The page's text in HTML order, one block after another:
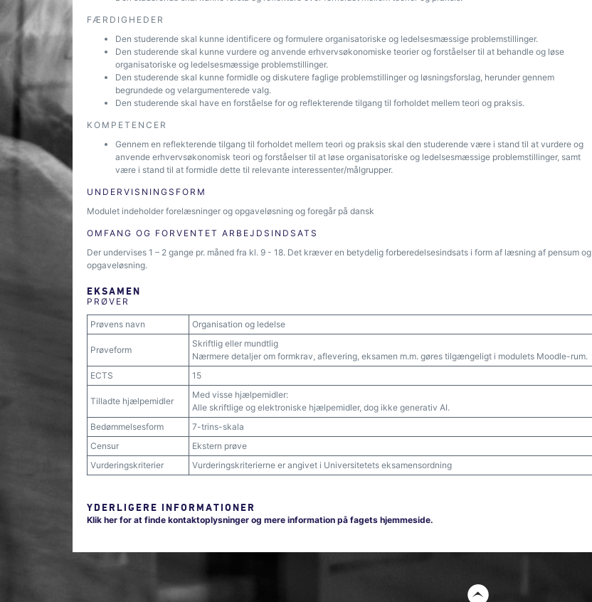
FÆRDIGHEDER
Den studerende skal kunne identificere og formulere organisatoriske og ledelsesmæssige problemstillinger.
Den studerende skal kunne vurdere og anvende erhvervsøkonomiske teorier og forståelser til at behandle og løse
organisatoriske og ledelsesmæssige problemstillinger.
Den studerende skal kunne formidle og diskutere faglige problemstillinger og løsningsforslag, herunder gennem
begrundede og velargumenterede valg.
Den studerende skal have en forståelse for og reflekterende tilgang til forholdet mellem teori og praksis.
KOMPETENCER
Gennem en reflekterende tilgang til forholdet mellem teori og praksis skal den studerende være i stand til at vurdere og
anvende erhvervsøkonomisk teori og forståelser til at løse organisatoriske og ledelsesmæssige problemstillinger, samt
være i stand til at formidle dette til relevante interessenter/målgrupper.
UNDERVISNINGSFORM
Modulet indeholder forelæsninger og opgaveløsning og foregår på dansk
OMFANG OG FORVENTET ARBEJDSINDSATS
Der undervises 1 – 2 gange pr. måned fra kl. 9 - 18. Det kræver en betydelig forberedelsesindsats i form af læsning af pensum og
opgaveløsning.
EKSAMEN
PRØVER
Prøvens navn Organisation og ledelse
Prøveform
Skriftlig eller mundtlig
Nærmere detaljer om formkrav, aflevering, eksamen m.m. gøres tilgængeligt i modulets Moodle-rum.
ECTS
15
Tilladte hjælpemidler
Med visse hjælpemidler:
Alle skriftlige og elektroniske hjælpemidler, dog ikke generativ AI.
Bedømmelsesform
7-trins-skala
Censur
Ekstern prøve
Vurderingskriterier
Vurderingskriterierne er angivet i Universitetets eksamensordning
YDERLIGERE INFORMATIONER
Klik her for at finde kontaktoplysninger og mere information på fagets hjemmeside.
t